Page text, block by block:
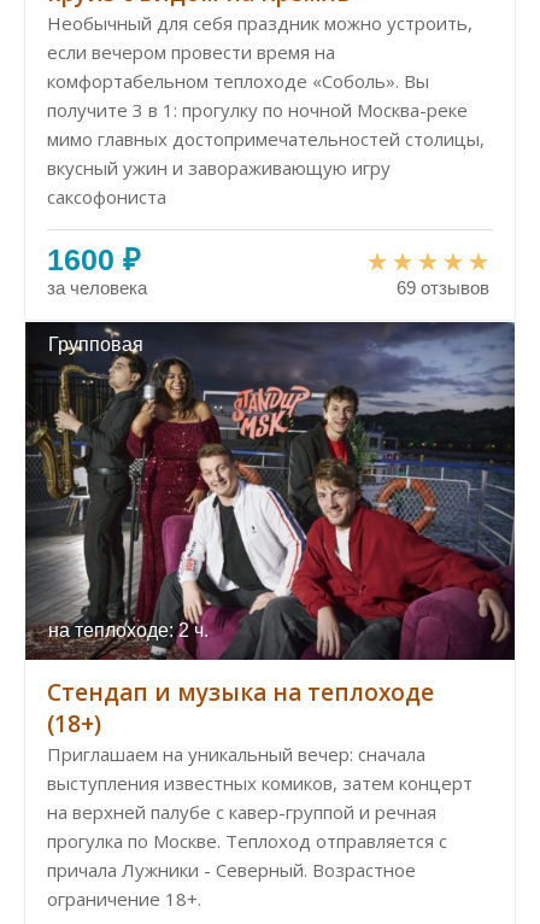
Необычный для себя праздник можно устроить,
если вечером провести время на
комфортабельном теплоходе «Соболь». Вы
получите 3 в 1: прогулку по ночной Москва-реке
мимо главных достопримеча­тель­нос­тей столицы,
вкусный ужин и завораживающую игру
саксофониста
1600 ₽
за человека 69 отзывов
Групповая
на теплоходе: 2 ч.
Стендап и музыка на теплоходе
(18+)
Приглашаем на уникальный вечер: сначала
выступления известных комиков, затем концерт
на верхней палубе с кавер-группой и речная
прогулка по Москве. Теплоход отправляется с
причала Лужники - Северный. Возрастное
ограничение 18+.